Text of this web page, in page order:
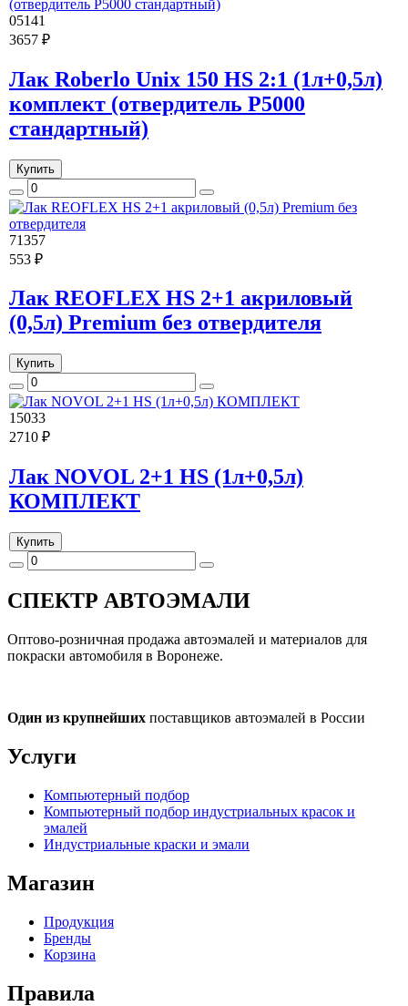
05141
3657 ₽
Лак Roberlo Unix 150 HS 2:1 (1л+0,5л)
комплект (отвердитель P5000
стандартный)
Купить
71357
553 ₽
Лак REOFLEX HS 2+1 акриловый
(0,5л) Premium без отвердителя
Купить
15033
2710 ₽
Лак NOVOL 2+1 HS (1л+0,5л)
КОМПЛЕКТ
Купить
СПЕКТР АВТОЭМАЛИ
Оптово-розничная продажа автоэмалей и материалов для
покраски автомобиля в Воронеже.
Один из крупнейших поставщиков автоэмалей в России
Услуги
Компьютерный подбор
Компьютерный подбор индустриальных красок и
эмалей
Индустриальные краски и эмали
Магазин
Продукция
Бренды
Корзина
Правила